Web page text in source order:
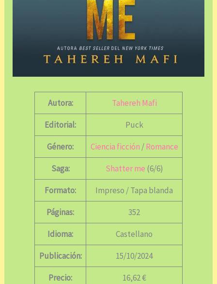
Autora: Tahereh Mafi
Editorial: Puck
Género: Ciencia ficción/Romance
Saga: Shatter me (6/6)
Formato: Impreso / Tapa blanda
Páginas: 352
Idioma: Castellano
Publicación: 15/10/2024
Precio: 16,62 €